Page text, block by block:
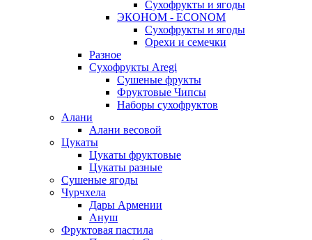
Сухофрукты и ягоды
ЭКОНОМ - ECONOM
Сухофрукты и ягоды
Орехи и семечки
Разное
Сухофрукты Aregi
Сушеные фрукты
Фруктовые Чипсы
Наборы сухофруктов
Алани
Алани весовой
Цукаты
Цукаты фруктовые
Цукаты разные
Сушеные ягоды
Чурчхела
Дары Армении
Ануш
Фруктовая пастила